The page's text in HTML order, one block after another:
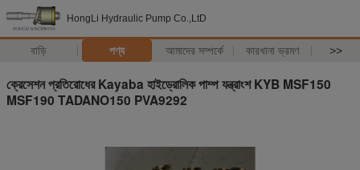
HongLi Hydraulic Pump Co.,LtD
বাড়ি পণ্য আমাদের সম্পর্কে কারখানা ভ্রমণ >>
ক্রেসেশন প্রতিরোধের Kayaba হাইড্রোলিক পাম্প যন্ত্রাংশ KYB MSF150
MSF190 TADANO150 PVA9292